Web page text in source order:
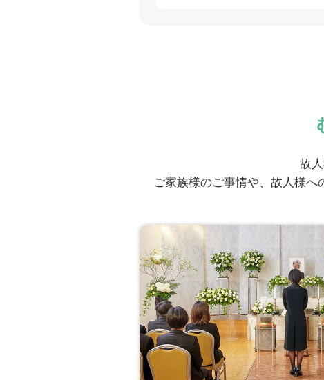
ご逝去時の電話担当者の
いいえ
すぐにスタッフの方を手配し
ご搬送担当者の対応で、
いいえ
初めて葬儀を出す不安を取り
故
ご家族様のご事情や、故人様へ